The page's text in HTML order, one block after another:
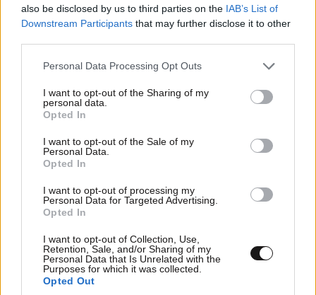
also be disclosed by us to third parties on the IAB’s List of
Downstream Participants that may further disclose it to other
Please note that this website/app uses one or more Google
not limited to your visit or usage behaviour. You may click to
grant or deny consent to Google and its third-party tags to
use your data for below specified purposes in below Google
consent section.
Personal Data Processing Opt Outs
I want to opt-out of the Sharing of my
personal data.
Opted In
I want to opt-out of the Sale of my
Personal Data.
Opted In
I want to opt-out of processing my
Personal Data for Targeted Advertising.
Opted In
I want to opt-out of Collection, Use,
Retention, Sale, and/or Sharing of my
Personal Data that Is Unrelated with the
Purposes for which it was collected.
Opted Out
TRENDING
LIFESTYLE08·08·2026 19:12
Εριέττα Κούρκουλου – Τα 33α γενέθλια και τα
φιλιά με τον Βύρωνα Βασιλειάδη: «Καμία στιγμή